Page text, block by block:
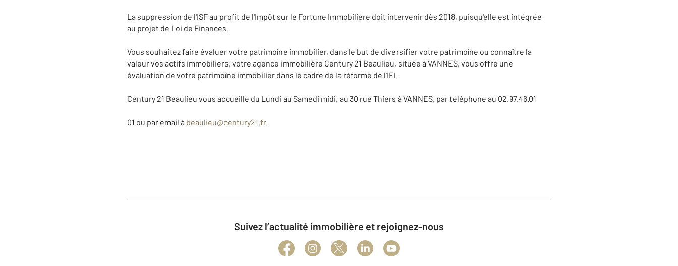
La suppression de l'ISF au profit de l'Impôt sur le Fortune Immobilière doit intervenir dès 2018, puisqu'elle est intégrée
au projet de Loi de Finances.
Vous souhaitez faire évaluer votre patrimoîne immobilier, dans le but de diversifier votre patrimoîne ou connaître la
valeur vos actifs immobiliers, votre agence immobilière Century 21 Beaulieu, située à VANNES, vous offre une
évaluation de votre patrimoîne immobilier dans le cadre de la réforme de l'IFI.
Century 21 Beaulieu vous accueille du Lundi au Samedi midi, au 30 rue Thiers à VANNES, par téléphone au 02.97.46.01
01 ou par email à beaulieu@century21.fr.
Suivez l’actualité immobilière et rejoignez-nous